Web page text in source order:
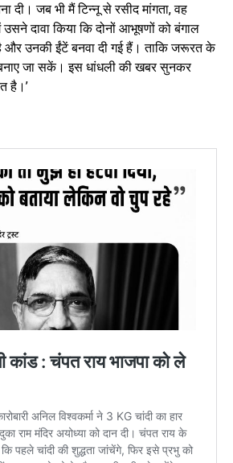
दी। जब भी मैं टिन्नू से रसीद मांगता, वह
दावा किया कि दोनों आभूषणों को बंगाल
और उनकी ईंटें बनवा दी गई हैं। ताकि जरूरत के
जा सकें। इस धांधली की खबर सुनकर
है।’